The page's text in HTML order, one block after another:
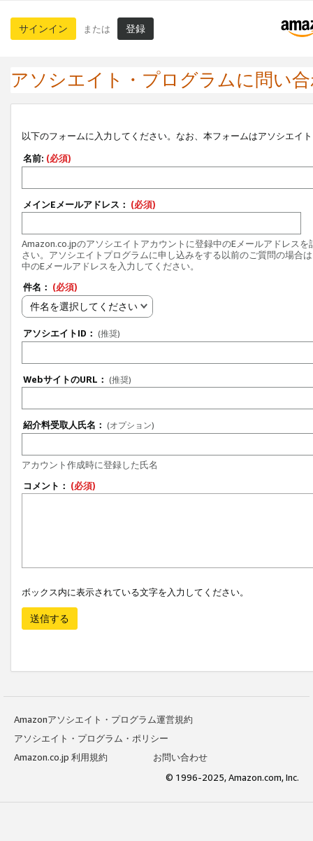
サインイン または 登録
アソシエイト・プログラムに問い
以下のフォームに入力してください。なお、本フォームはアソシエイ
名前: (必須)
メインEメールアドレス： (必須)
Amazon.co.jpのアソシエイトアカウントに登録中のEメールアドレスを
さい。アソシエイトプログラムに申し込みをする以前のご質問の場合
中のEメールアドレスを入力してください。
件名： (必須)
件名を選択してください
アソシエイトID： (推奨)
WebサイトのURL： (推奨)
紹介料受取人氏名： (オプション)
アカウント作成時に登録した氏名
コメント： (必須)
ボックス内に表示されている文字を入力してください。
送信する
Amazonアソシエイト・プログラム運営規約
アソシエイト・プログラム・ポリシー
Amazon.co.jp 利用規約
お問い合わせ
© 1996-2025, Amazon.com, Inc.